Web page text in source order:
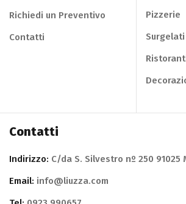
Richiedi un Preventivo
Contatti
Pizzerie
Surgelati
Contatti
Indirizzo: C/da S. Silvestro nº 250 91025
Email: info@liuzza.com